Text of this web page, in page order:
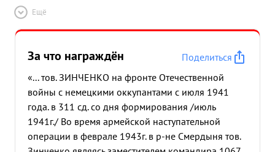
Ещё
За что награждён
Поделиться
«... тов. ЗИНЧЕНКО на фронте Отечественной
войны с немецкими оккупантами с июля 1941
года. в 311 сд. со дня формирования /июль
1941г./ Во время армейской наступательной
операции в феврале 1943г. в р-не Смердыня тов.